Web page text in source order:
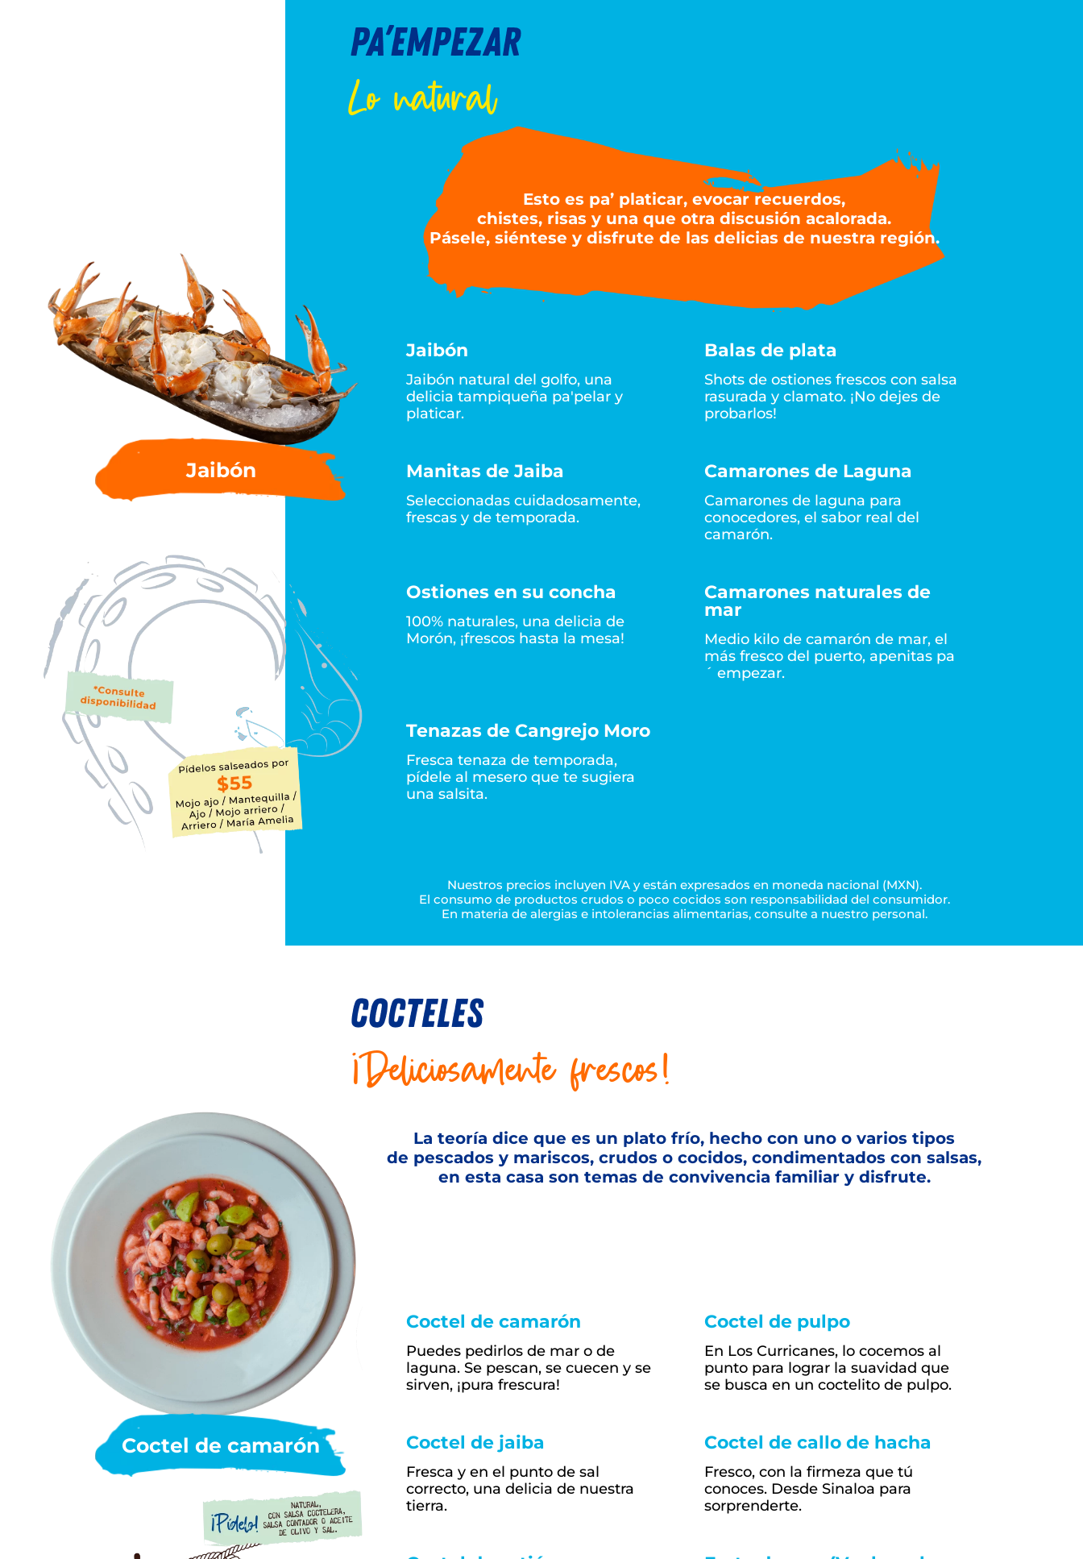
PA’EMPEZAR
Lo natural
Esto es pa’ platicar, evocar recuerdos,
chistes, risas y una que otra discusión acalorada.
Pásele, siéntese y disfrute de las delicias de nuestra región.
Jaibón
Jaibón natural del golfo, una
delicia tampiqueña pa'pelar y
platicar.
Balas de plata
Shots de ostiones frescos con salsa
rasurada y clamato. ¡No dejes de
probarlos!
Manitas de Jaiba
Seleccionadas cuidadosamente,
frescas y de temporada.
Camarones de Laguna
Camarones de laguna para
conocedores, el sabor real del
camarón.
Ostiones en su concha
100% naturales, una delicia de
Morón, ¡frescos hasta la mesa!
Camarones naturales de
mar
Medio kilo de camarón de mar, el
más fresco del puerto, apenitas pa
´ empezar.
Tenazas de Cangrejo Moro
Fresca tenaza de temporada,
pídele al mesero que te sugiera
una salsita.
Jaibón
Nuestros precios incluyen IVA y están expresados en moneda nacional (MXN).
El consumo de productos crudos o poco cocidos son responsabilidad del consumidor.
En materia de alergias e intolerancias alimentarias, consulte a nuestro personal.
COCTELES
¡Deliciosamente frescos!
La teoría dice que es un plato frío, hecho con uno o varios tipos
de pescados y mariscos, crudos o cocidos, condimentados con salsas,
en esta casa son temas de convivencia familiar y disfrute.
Coctel de camarón
Puedes pedirlos de mar o de
laguna. Se pescan, se cuecen y se
sirven, ¡pura frescura!
Coctel de pulpo
En Los Curricanes, lo cocemos al
punto para lograr la suavidad que
se busca en un coctelito de pulpo.
Coctel de jaiba
Fresca y en el punto de sal
correcto, una delicia de nuestra
tierra.
Coctel de callo de hacha
Fresco, con la firmeza que tú
conoces. Desde Sinaloa para
sorprenderte.
Coctel de camarón